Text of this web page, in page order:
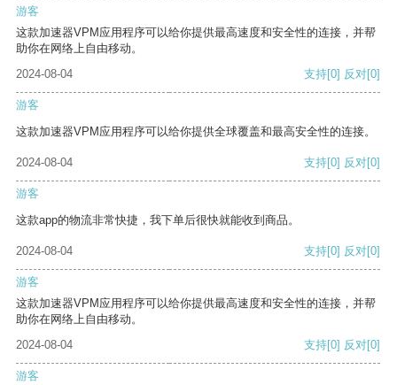
游客
这款加速器VPM应用程序可以给你提供最高速度和安全性的连接，并帮
助你在网络上自由移动。
2024-08-04
支持[0] 反对[0]
游客
这款加速器VPM应用程序可以给你提供全球覆盖和最高安全性的连接。
2024-08-04 支持[0] 反对[0]
游客
这款app的物流非常快捷，我下单后很快就能收到商品。
2024-08-04 支持[0] 反对[0]
游客
这款加速器VPM应用程序可以给你提供最高速度和安全性的连接，并帮
助你在网络上自由移动。
2024-08-04
支持[0] 反对[0]
游客